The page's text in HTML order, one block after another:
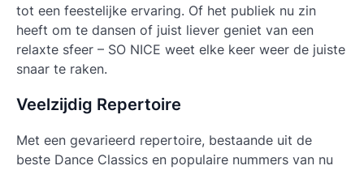
tot een feestelijke ervaring. Of het publiek nu zin
heeft om te dansen of juist liever geniet van een
relaxte sfeer – SO NICE weet elke keer weer de juiste
snaar te raken.
Veelzijdig Repertoire
Met een gevarieerd repertoire, bestaande uit de
beste Dance Classics en populaire nummers van nu